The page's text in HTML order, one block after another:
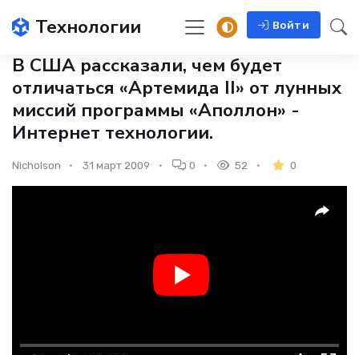
Технологии Войти
В США рассказали, чем будет
отличаться «Артемида II» от лунных
миссий программы «Аполлон» -
Интернет технологии.
Nicholson 31 март 2009 0 52 0